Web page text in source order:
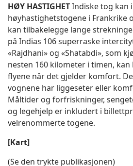
HØY HASTIGHETIndiske tog kan
høyhastighetstogene i Frankrike
kan tilbakelegge lange
på Indias 106 superraske
«Rajdhani» og «Shatabdi», som
nesten 160 kilometer i timen,
flyene når det gjelder komfort.
vognene har liggeseter eller
Måltider og forfriskninger,
og legehjelp er inkludert i
velrenommerte togene.
[Kart]
(Se den trykte publikasjonen)